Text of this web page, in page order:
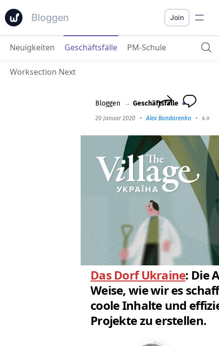
Bloggen
Das Dorf Ukraine: Die Art und Weise, wie wir es schaffen, coole Inhalte und effiziente Projekte zu erstellen.
Join
Neuigkeiten Geschäftsfälle PM-Schule
Worksection Next
Bloggen → Geschäftsfälle
20 Januar 2020 •Alex Bondarenko • 4 min
Das Dorf Ukraine: Die
Weise, wie wir es
coole Inhalte und
Projekte zu erstellen.